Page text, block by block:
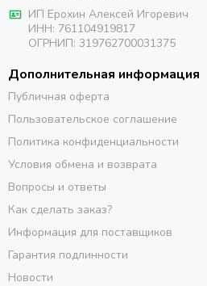
ИП Ерохин Алексей Игоревич
ИНН: 761104919817
ОГРНИП: 319762700031375
Дополнительная информация
Публичная оферта
Пользовательское соглашение
Политика конфиденциальности
Условия обмена и возврата
Вопросы и ответы
Как сделать заказ?
Информация для поставщиков
Гарантия подлинности
Новости